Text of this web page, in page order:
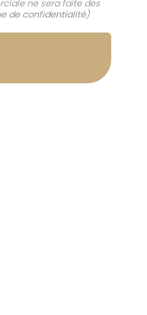
ne sera faite des
de confidentialité)